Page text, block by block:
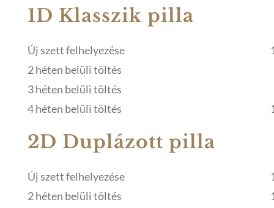
1D Klasszik pilla
Új szett felhelyezése
2 héten belüli töltés
3 héten belüli töltés
4 héten belüli töltés
2D Duplázott pilla
Új szett felhelyezése
2 héten belüli töltés